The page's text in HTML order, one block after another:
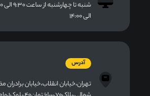
الی ۱۴:۰۰
آدرس
تهران،خیابان انقلاب،خیابان برادران